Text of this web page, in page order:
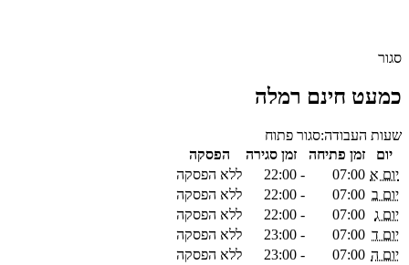
סגור
כמעט חינם רמלה
שעות העבודה:סגור פתוח
יום
זמן פתיחה זמן סגירה
הפסקה
יום א 07:00
-
22:00
ללא הפסקה
יום ב 07:00
-
22:00
ללא הפסקה
יום ג 07:00
-
22:00
ללא הפסקה
יום ד 07:00
-
23:00
ללא הפסקה
יום ה 07:00
-
23:00
ללא הפסקה